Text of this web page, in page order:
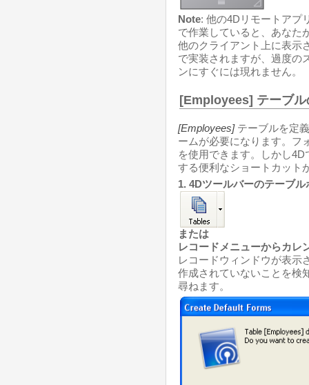
Note: 他の4Dリモートアプ
で作業していると、あなた
他のクライアント上に表示
で実装されますが、過度の
ンにすぐには現れません。
[Employees] テーブル
[Employees]テーブルを定
ームが必要になります。フ
を使用できます。しかし
する便利なショートカット
1. 4Dツールバーのテーブ
または
レコードメニューからカレ
レコードウィンドウが表示
作成されていないことを検
尋ねます。